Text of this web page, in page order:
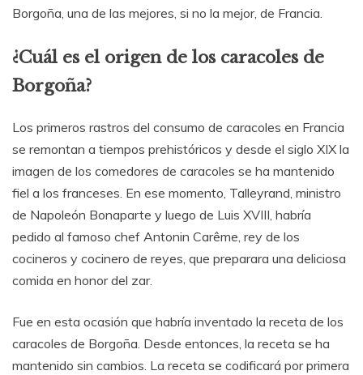
Borgoña, una de las mejores, si no la mejor, de Francia.
¿Cuál es el origen de los caracoles de
Borgoña?
Los primeros rastros del consumo de caracoles en Francia
se remontan a tiempos prehistóricos y desde el siglo XIX la
imagen de los comedores de caracoles se ha mantenido
fiel a los franceses. En ese momento, Talleyrand, ministro
de Napoleón Bonaparte y luego de Luis XVIII, habría
pedido al famoso chef Antonin Carême, rey de los
cocineros y cocinero de reyes, que preparara una deliciosa
comida en honor del zar.
Fue en esta ocasión que habría inventado la receta de los
caracoles de Borgoña. Desde entonces, la receta se ha
mantenido sin cambios. La receta se codificará por primera